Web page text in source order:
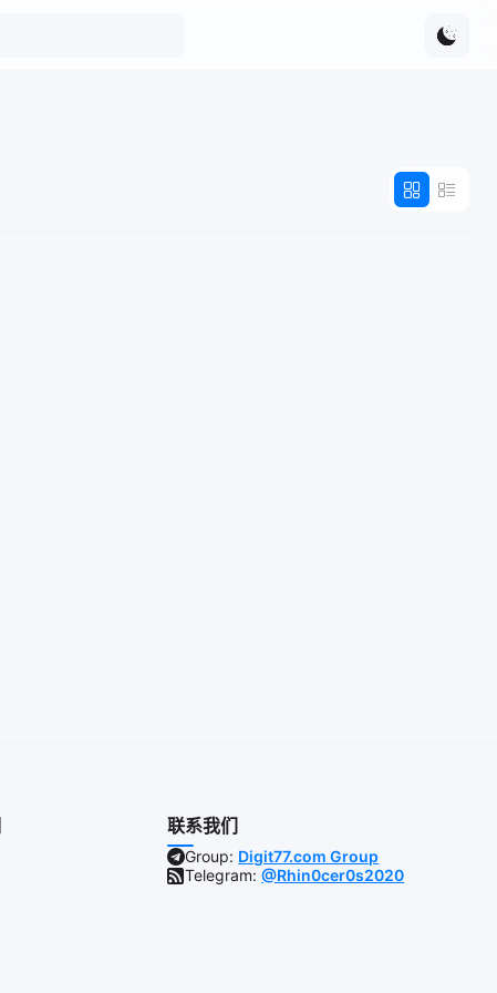
联系我们
Group: Digit77.com Group
Telegram:@Rhin0cer0s2020